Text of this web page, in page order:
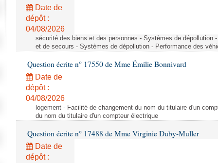
Rapports législatifs
Rapports sur l'application des lois
Baromètre de l’application des lois
Dossiers législatifs
Budget et sécurité sociale
Questions écrites et orales
Comptes rendus des débats
Date de
dépôt :
04/08/2026
sécurité des biens et des personnes - Systèmes de dépollution
et de secours - Systèmes de dépollution - Performance des
Question écrite n° 17550 de Mme Émilie Bonnivard
Date de
dépôt :
04/08/2026
logement - Facilité de changement du nom du titulaire d'un
du nom du titulaire d'un compteur électrique
Question écrite n° 17488 de Mme Virginie Duby-Muller
Date de
dépôt :